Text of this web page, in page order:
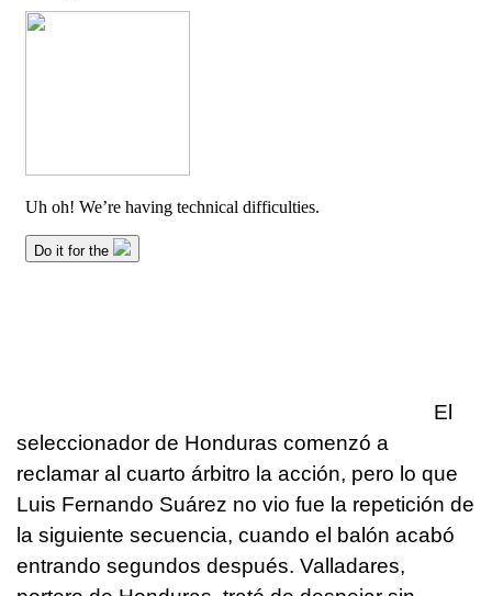
El
seleccionador de Honduras comenzó a
reclamar al cuarto árbitro la acción, pero lo que
Luis Fernando Suárez no vio fue la repetición de
la siguiente secuencia, cuando el balón acabó
entrando segundos después. Valladares,